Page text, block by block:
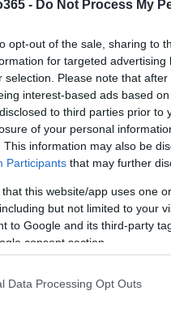
- Do Not Process My
opt-out of the sale, sharing to
for targeted
selection. Please note that
interest-based ads based
to third parties prior
of your personal
This information may also be
Participants that may further
that this website/app uses one
but not limited to your
to Google and its third-party
consent section.
Data Processing Opt Outs
de famílias devastadas.